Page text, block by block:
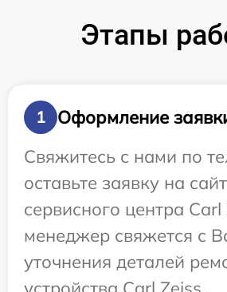
Этапы
1
Оформление
Свяжитесь с нами по
оставьте заявку на
сервисного центра
менеджер свяжется с
уточнения деталей